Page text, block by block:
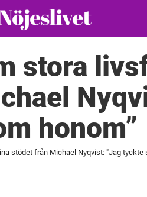
stora
honom”
stödet från Michael Nyqvist: "Jag tyckte